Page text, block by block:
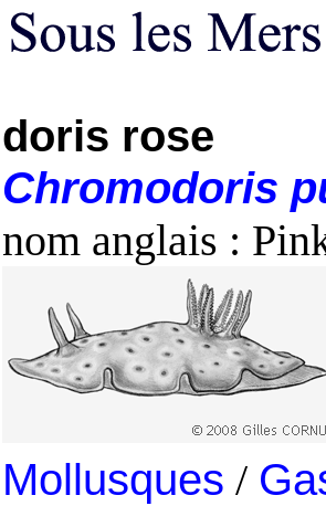
doris rose
Chromodoris
nom anglais :
Mollusques /